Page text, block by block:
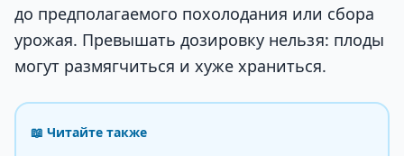
до предполагаемого похолодания или сбора
урожая. Превышать дозировку нельзя: плоды
могут размягчиться и хуже храниться.
📖 Читайте также